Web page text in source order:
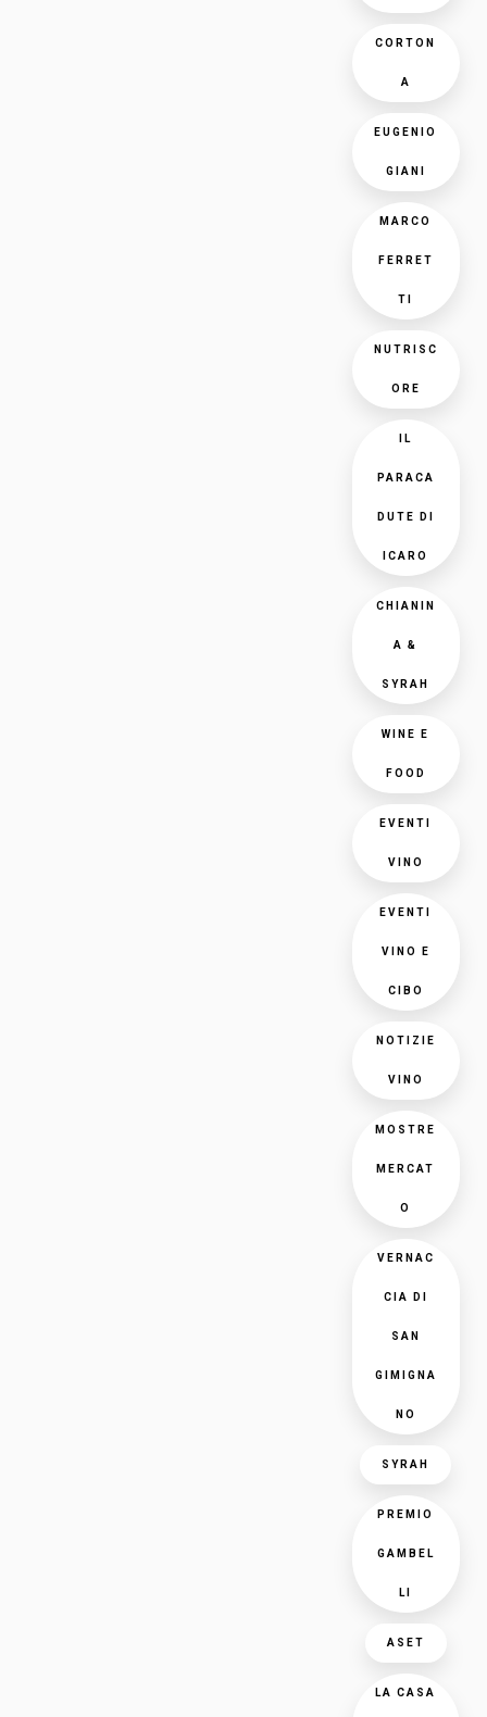
CORTON
A
EUGENIO
GIANI
MARCO
FERRET
TI
NUTRISC
ORE
IL
PARACA
DUTE DI
ICARO
CHIANIN
A &
SYRAH
WINE E
FOOD
EVENTI
VINO
EVENTI
VINO E
CIBO
NOTIZIE
VINO
MOSTRE
MERCAT
O
VERNAC
CIA DI
SAN
GIMIGNA
NO
SYRAH
PREMIO
GAMBEL
LI
ASET
LA CASA